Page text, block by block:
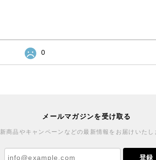
0
メールマガジンを受け取る
新商品やキャンペーンなどの最新情報をお届けいたし
登録